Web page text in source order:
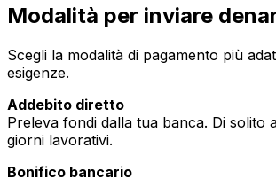
Modalità per inviare
Scegli la modalità di pagamento più
esigenze.
Addebito diretto
Preleva fondi dalla tua banca. Di solito
giorni lavorativi.
Bonifico bancario